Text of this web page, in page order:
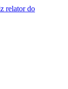
relator do